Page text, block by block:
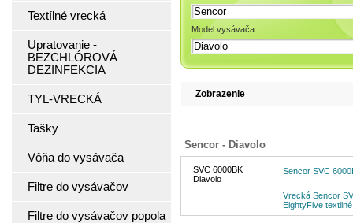
Model vysávača
Zobrazenie
Sencor - Diavolo
SVC 6000BK
Diavolo
Sencor SVC
Vrecká Sencor
EightyFive
Textílné vrecká
Upratovanie -
BEZCHLÓROVÁ
DEZINFEKCIA
TYL-VRECKÁ
Tašky
Vôňa do vysávača
Filtre do vysávačov
Filtre do vysávačov popola